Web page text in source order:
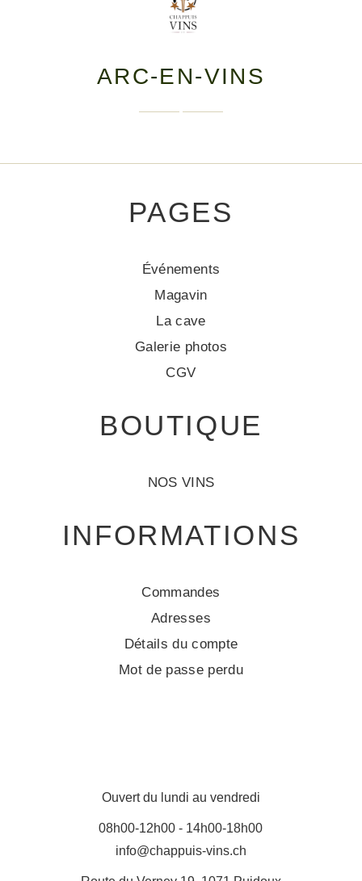
ARC-EN-VINS
PAGES
Événements
Magavin
La cave
Galerie photos
CGV
BOUTIQUE
NOS VINS
INFORMATIONS
Commandes
Adresses
Détails du compte
Mot de passe perdu
Ouvert du lundi au vendredi
08h00-12h00 - 14h00-18h00
info@chappuis-vins.ch